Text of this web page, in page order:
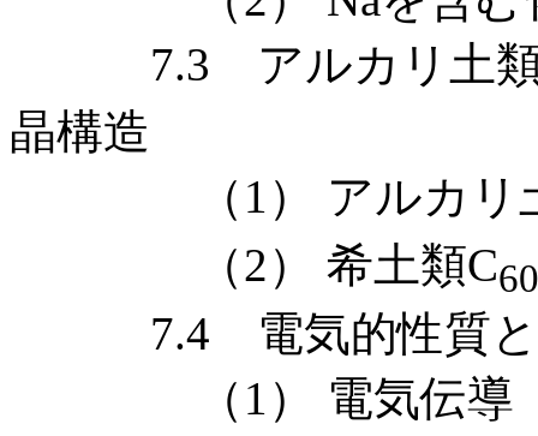
7.3 アルカリ土類
晶構造
（1） アルカリ
（2） 希土類C60
7.4 電気的性質と
（1） 電気伝導